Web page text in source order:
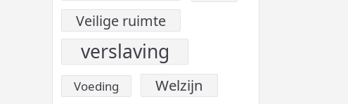
Veilige ruimte
verslaving
Voeding Welzijn